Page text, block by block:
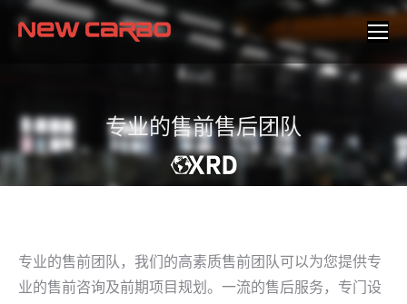
专业的售前售后团队
专业的售前团队，我们的高素质售前团队可以为您提供专
业的售前咨询及前期项目规划。一流的售后服务，专门设